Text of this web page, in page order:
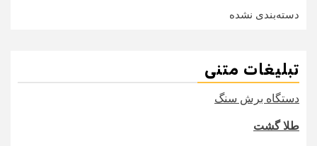
دسته‌بندی نشده
تبلیغات متنی
دستگاه برش سنگ
طلا گشت